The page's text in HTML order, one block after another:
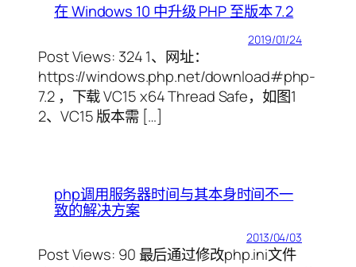
在 Windows 10 中升级 PHP 至版本 7.2
2019/01/24
Post Views: 324 1、网址：
https://windows.php.net/download#php-
7.2 ，下载 VC15 x64 Thread Safe，如图1
2、VC15 版本需 […]
php调用服务器时间与其本身时间不一
致的解决方案
2013/04/03
Post Views: 90 最后通过修改php.ini文件